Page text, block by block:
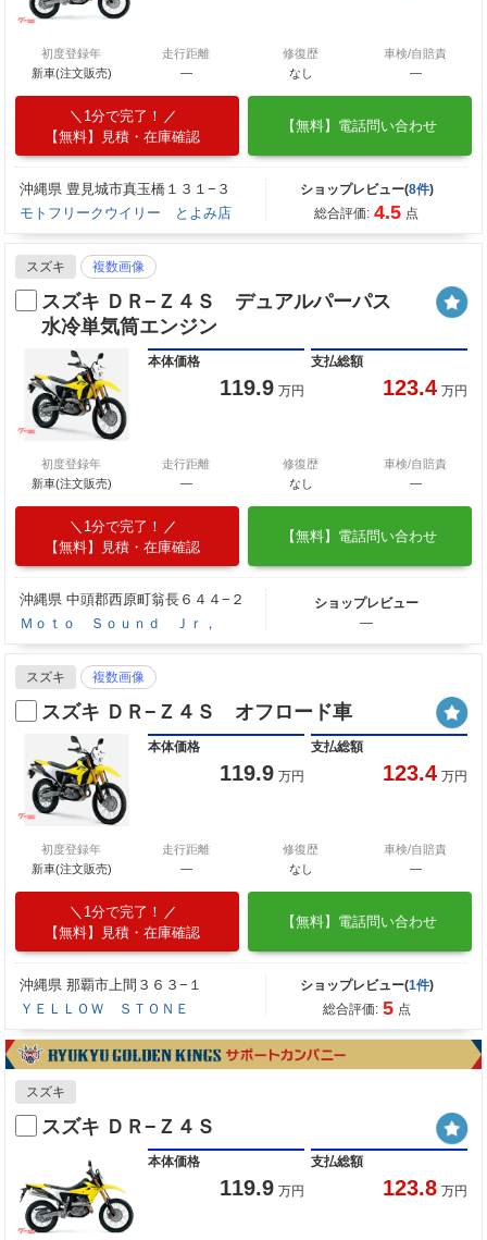
初度登録年
新車(注文販売)
走行距離
―
修復歴
なし
車検/自賠責
―
1分で完了！
【無料】見積・在庫確認
【無料】電話問い合わせ
沖縄県 豊見城市真玉橋１３１−３
モトフリークウイリー とよみ店
ショップレビュー(8件)
総合評価: 4.5 点
スズキ 複数画像
スズキ ＤＲ−Ｚ４Ｓ デュアルパーパス
水冷単気筒エンジン
本体価格
119.9 万円
支払総額
123.4 万円
初度登録年
新車(注文販売)
走行距離
―
修復歴
なし
車検/自賠責
―
1分で完了！
【無料】見積・在庫確認
【無料】電話問い合わせ
沖縄県 中頭郡西原町翁長６４４−２
Ｍｏｔｏ Ｓｏｕｎｄ Ｊｒ，
ショップレビュー
―
スズキ 複数画像
スズキ ＤＲ−Ｚ４Ｓ オフロード車
本体価格
119.9 万円
支払総額
123.4 万円
初度登録年
新車(注文販売)
走行距離
―
修復歴
なし
車検/自賠責
―
1分で完了！
【無料】見積・在庫確認
【無料】電話問い合わせ
沖縄県 那覇市上間３６３−１
ＹＥＬＬＯＷ ＳＴＯＮＥ
ショップレビュー(1件)
総合評価: 5 点
スズキ
スズキ ＤＲ−Ｚ４Ｓ
本体価格
119.9 万円
支払総額
123.8 万円